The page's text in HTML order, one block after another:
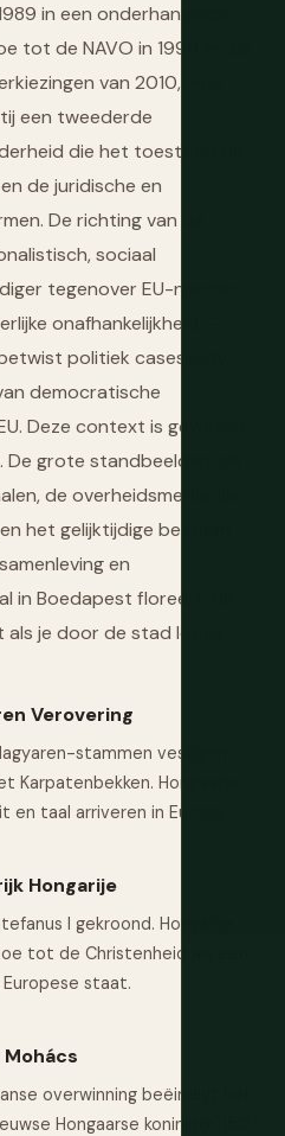
in een onderhandelde
tot de NAVO in 1999 en de
van 2010, won
een tweederde
die het toestond de
de juridische en
De richting van de
sociaal
tegenover EU-normen
onafhankelijkheid —
politiek casestudy
democratische
Deze context is geweven
grote standbeelden, de
de overheidsmedia die
het gelijktijdige bestaan
en
in Boedapest floreert: dit
je door de stad loopt.
Verovering
stammen vestigen
Karpatenbekken. Hongaarse
taal arriveren in Europa.
Hongarije
I gekroond. Hongarije
tot de Christenheid als een
staat.
Mohács
overwinning beëindigt het
Hongaarse koninkrijk. 150